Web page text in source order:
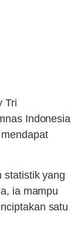
Tri
Indonesia
statistik yang
ia mampu
satu